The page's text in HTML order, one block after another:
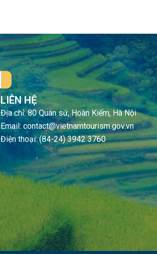
LIÊN HỆ
Địa chỉ: 80 Quán sứ, Hoàn Kiếm, Hà Nội
Email: contact@vietnamtourism.gov.vn
Điện thoại: (84-24) 3942 3760